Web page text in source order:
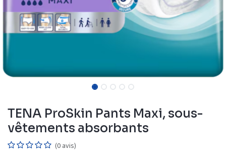
TENA ProSkin Pants Maxi, sous-
vêtements absorbants
(0 avis)